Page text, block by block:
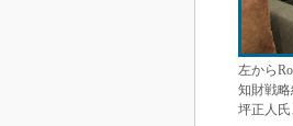
左から
知財戦
坪正人氏